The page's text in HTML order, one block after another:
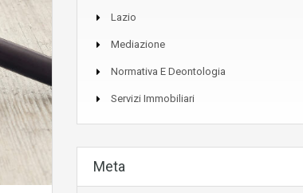
Lazio
Mediazione
Normativa E Deontologia
Servizi Immobiliari
Meta